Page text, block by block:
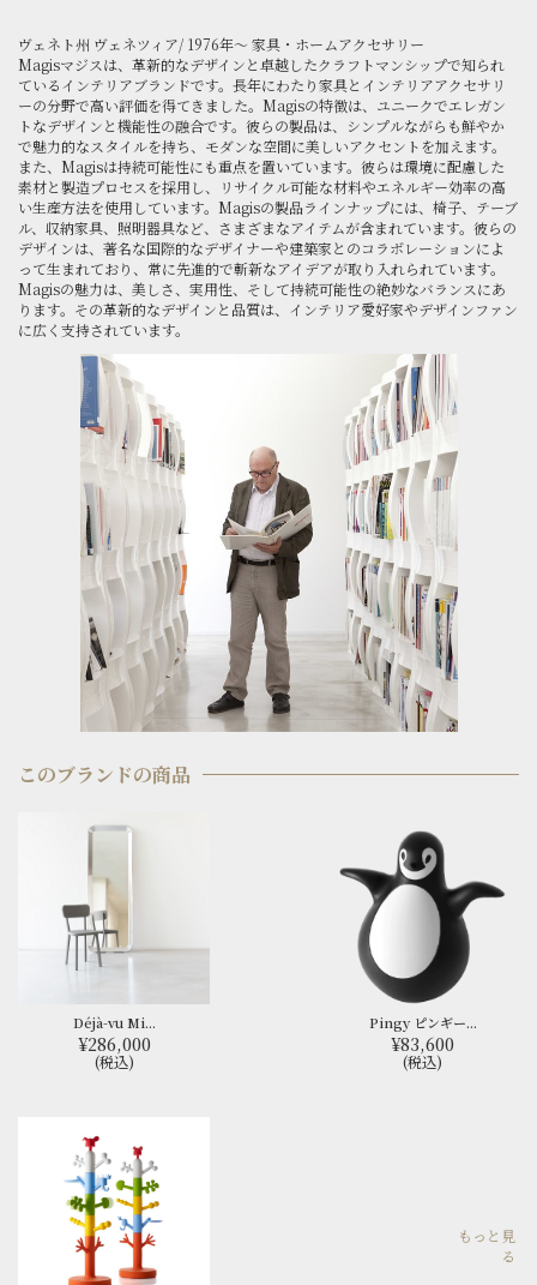
ヴェネト州 ヴェネツィア/ 1976年～ 家具・ホームアクセサリー
Magisマジスは、革新的なデザインと卓越したクラフトマンシップで知られ
ているインテリアブランドです。長年にわたり家具とインテリアアクセサリ
ーの分野で高い評価を得てきました。Magisの特徴は、ユニークでエレガン
トなデザインと機能性の融合です。彼らの製品は、シンプルながらも鮮やか
で魅力的なスタイルを持ち、モダンな空間に美しいアクセントを加えます。
また、Magisは持続可能性にも重点を置いています。彼らは環境に配慮した
素材と製造プロセスを採用し、リサイクル可能な材料やエネルギー効率の高
い生産方法を使用しています。Magisの製品ラインナップには、椅子、テーブ
ル、収納家具、照明器具など、さまざまなアイテムが含まれています。彼らの
デザインは、著名な国際的なデザイナーや建築家とのコラボレーションによ
って生まれており、常に先進的で斬新なアイデアが取り入れられています。
Magisの魅力は、美しさ、実用性、そして持続可能性の絶妙なバランスにあ
ります。その革新的なデザインと品質は、インテリア愛好家やデザインファン
に広く支持されています。
このブランドの商品
Déjà-vu Mi...
¥286,000
(税込)
Pingy ピンギー...
¥83,600
(税込)
もっと見
る